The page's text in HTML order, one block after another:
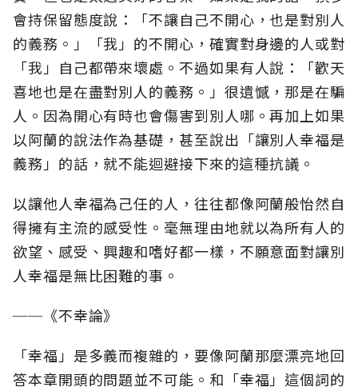
會持保留態度說：「不讓自己不開心，也是對別人
的義務。」「我」的不開心，確實對身邊的人或對
「我」自己都帶來壞處。不過如果有人說：「歡天
喜地也是在盡對別人的義務。」很遺憾，那是在騙
人。因為開心有時也會傷害到別人哪。再加上如果
以阿蘭的說法作為基礎，甚至說出「讓別人幸福是
義務」的話，就不能迴避接下來的這種抗議。
以讓他人幸福為己任的人，往往都像阿蘭般怡然自
得擁有主流的感受性。毫無理由地就以為所有人的
欲望、感受、興趣和嗜好都一樣，不願意面對讓別
人幸福是無比困難的事。
──《不幸論》
「幸福」是多義而複雜的，要像阿蘭那麼漂亮地回
答本章開頭的問題並不可能。和「幸福」這個詞的